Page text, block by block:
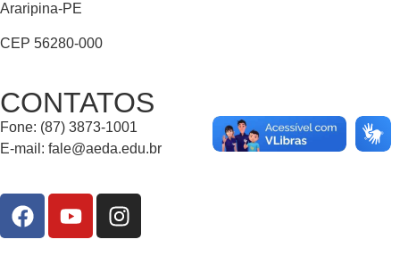
Araripina-PE
CEP 56280-000
CONTATOS
Fone: (87) 3873-1001
E-mail: fale@aeda.edu.br